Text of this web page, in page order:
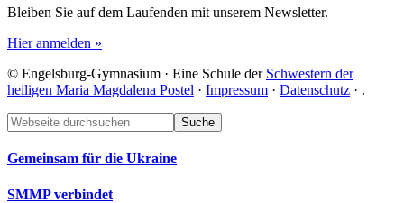
Bleiben Sie auf dem Laufenden mit unserem Newsletter.
Hier anmelden »
© Engelsburg-Gymnasium · Eine Schule der Schwestern der
heiligen Maria Magdalena Postel · Impressum · Datenschutz · .
Footer
Webseite
durchsuchen
Gemeinsam für die Ukraine
SMMP verbindet